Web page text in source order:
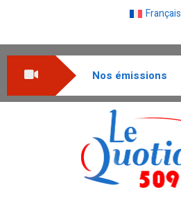
Français
Nos émissions